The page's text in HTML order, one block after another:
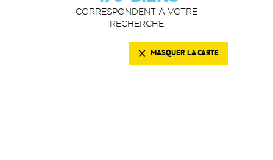
CORRESPONDENT À VOTRE
RECHERCHE
MASQUER LA CARTE